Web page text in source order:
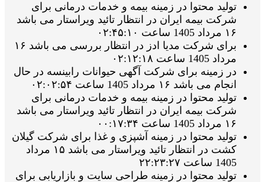
تولید محتوا در زمینه بیمه و خدمات درمانی برای
شرکت بیمه ایران در انتظار تائید ویراستار می باشد
۱۶ مرداد 1405 ساعت ۰۲:۴۵:۱۰
برای شرکت مدیا ادز در انتظار بررسی می باشد ۱۶
مرداد 1405 ساعت ۰۲:۱۲:۱۸
در زمینه برای شرکت آگهی حیوانات رابینسه در حال
انجام می باشد ۱۶ مرداد 1405 ساعت ۰۲:۰۲:۵۴
تولید محتوا در زمینه بیمه و خدمات درمانی برای
شرکت بیمه ایران در انتظار تائید ویراستار می باشد
۱۶ مرداد 1405 ساعت ۰۰:۱۷:۳۴
تولید محتوا در زمینه آشپزی و غذا برای شرکت گیلان
کشت در انتظار تائید ویراستار می باشد ۱۵ مرداد
1405 ساعت ۲۲:۲۳:۲۷
تولید محتوا در زمینه طراحی سایت و بازاریابی برای